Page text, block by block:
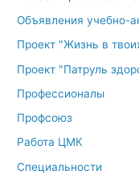
Объявления учебно-
Проект "Жизнь в
Проект "Патруль
Профессионалы
Профсоюз
Работа ЦМК
Специальности